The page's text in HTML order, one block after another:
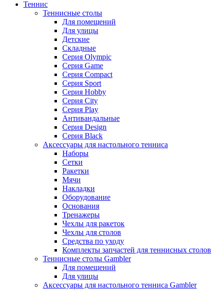
Теннис
Теннисные столы
Для помещений
Для улицы
Детские
Складные
Серия Olympic
Серия Game
Серия Compact
Серия Sport
Серия Hobby
Серия City
Серия Play
Антивандальные
Серия Design
Серия Black
Аксессуары для настольного тенниса
Наборы
Сетки
Ракетки
Мячи
Накладки
Оборудование
Основания
Тренажеры
Чехлы для ракеток
Чехлы для столов
Средства по уходу
Комплекты запчастей для теннисных столов
Теннисные столы Gambler
Для помещений
Для улицы
Аксессуары для настольного тенниса Gambler